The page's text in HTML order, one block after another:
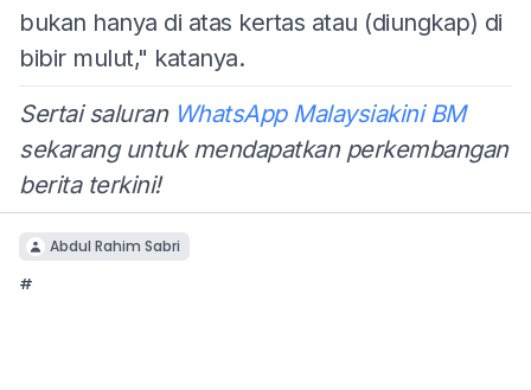
bukan hanya di atas kertas atau (diungkap) di
bibir mulut," katanya.
Sertai saluran WhatsApp Malaysiakini BM
sekarang untuk mendapatkan perkembangan
berita terkini!
Abdul Rahim Sabri
#